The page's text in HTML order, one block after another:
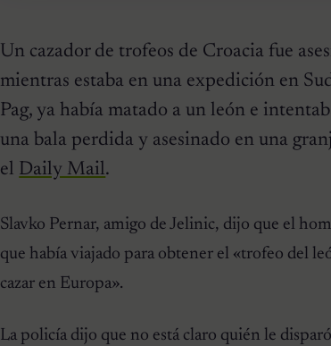
Un cazador de trofeos de Croacia fue
mientras estaba en una expedición en
Pag, ya había matado a un león e
una bala perdida y asesinado en una
el Daily Mail.
Slavko Pernar, amigo de Jelinic, dijo que el
que había viajado para obtener el «trofeo del
cazar en Europa».
La policía dijo que no está claro quién le